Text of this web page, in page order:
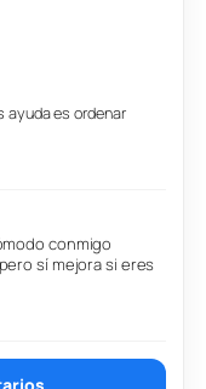
ayuda es ordenar
conmigo
sí mejora si eres